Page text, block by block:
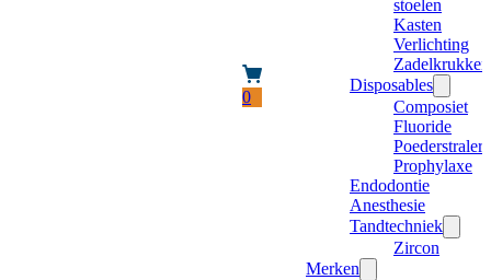
0
stoelen
Kasten
Verlichting
Zadelkrukken
Disposables
Composiet
Fluoride
Poederstraler
Prophylaxe
Endodontie
Anesthesie
Tandtechniek
Zircon
Merken